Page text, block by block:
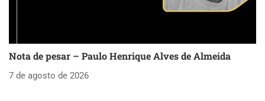
Nota de pesar – Paulo Henrique Alves de Almeida
7 de agosto de 2026